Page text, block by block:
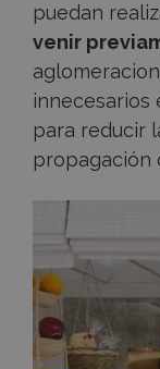
puedan
venir
innecesarios
para reducir
propagación